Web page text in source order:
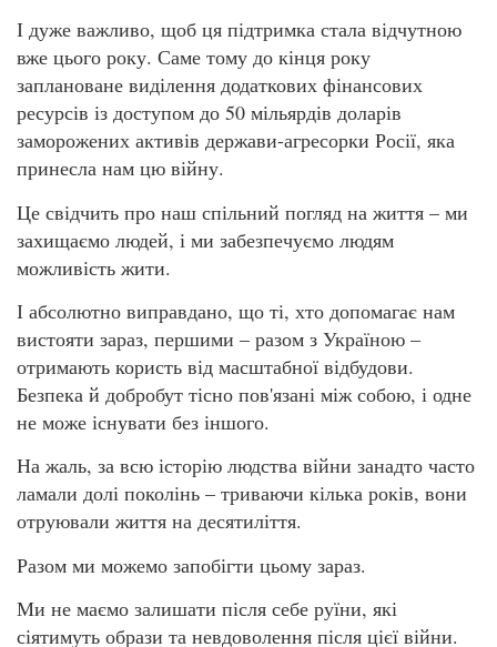
І дуже важливо, щоб ця підтримка стала відчутною
вже цього року. Саме тому до кінця року
заплановане виділення додаткових фінансових
ресурсів із доступом до 50 мільярдів доларів
заморожених активів держави-агресорки Росії, яка
принесла нам цю війну.
Це свідчить про наш спільний погляд на життя – ми
захищаємо людей, і ми забезпечуємо людям
можливість жити.
І абсолютно виправдано, що ті, хто допомагає нам
вистояти зараз, першими – разом з Україною –
отримають користь від масштабної відбудови.
Безпека й добробут тісно пов'язані між собою, і одне
не може існувати без іншого.
На жаль, за всю історію людства війни занадто часто
ламали долі поколінь – триваючи кілька років, вони
отруювали життя на десятиліття.
Разом ми можемо запобігти цьому зараз.
Ми не маємо залишати після себе руїни, які
сіятимуть образи та невдоволення після цієї війни.